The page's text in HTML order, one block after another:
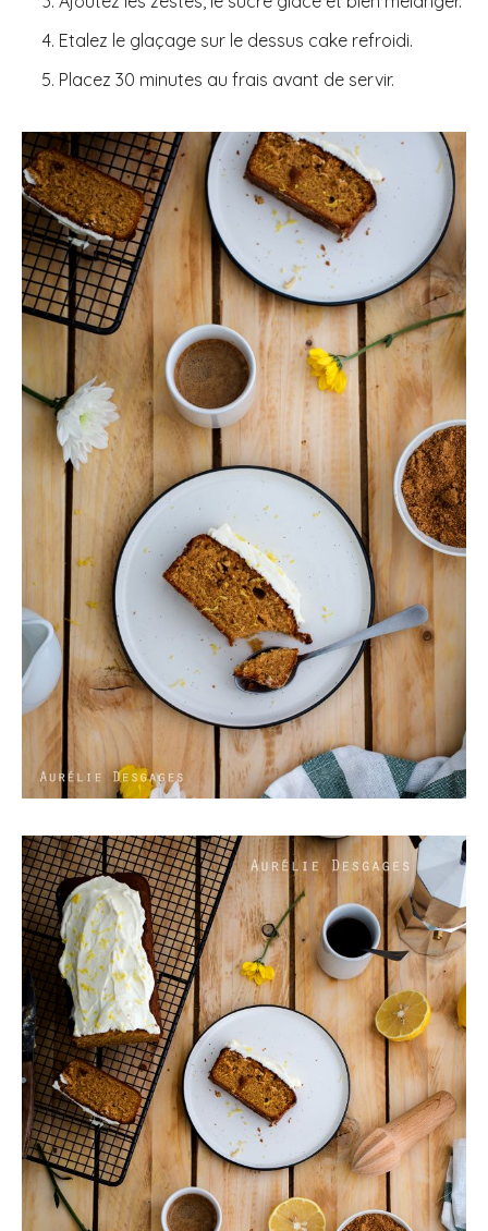
Etalez le glaçage sur le dessus cake refroidi.
Placez 30 minutes au frais avant de servir.